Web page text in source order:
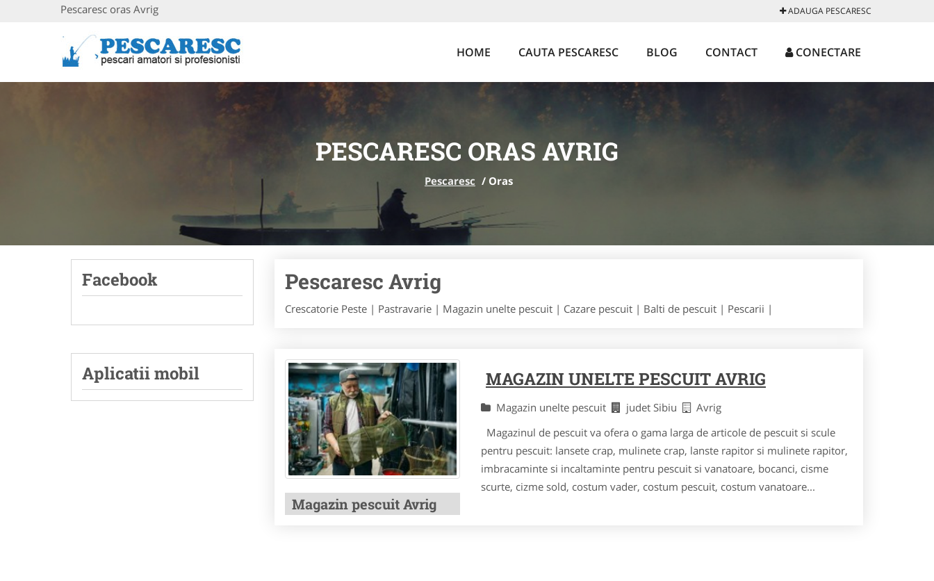
Pescaresc oras Avrig ADAUGA PESCARESC
HOME CAUTA PESCARESC BLOG CONTACT CONECTARE
PESCARESC ORAS AVRIG
Pescaresc / Oras
Facebook
Aplicatii mobil
Pescaresc Avrig
Crescatorie Peste | Pastravarie | Magazin unelte pescuit | Cazare pescuit | Balti de pescuit | Pescarii |
Magazin pescuit Avrig
MAGAZIN UNELTE PESCUIT AVRIG
Magazin unelte pescuit judet Sibiu
Avrig
Magazinul de pescuit va ofera o gama larga de articole de pescuit si scule
pentru pescuit: lansete crap, mulinete crap, lanste rapitor si mulinete rapitor,
imbracaminte si incaltaminte pentru pescuit si vanatoare, bocanci, cisme
scurte, cizme sold, costum vader, costum pescuit, costum vanatoare...